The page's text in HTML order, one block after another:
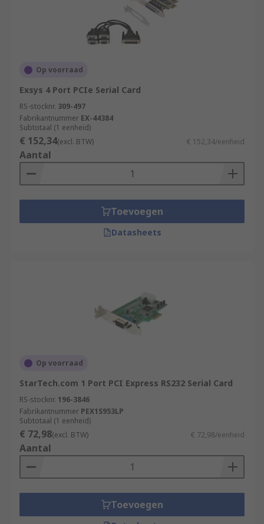
Op voorraad
Exsys 4 Port PCIe Serial Card
RS-stocknr. 309-497
Fabrikantnummer EX-44384
Subtotaal (1 eenheid)
€ 152,34(excl. BTW) € 152,34/eenheid
Aantal
Toevoegen
Datasheets
Op voorraad
StarTech.com 1 Port PCI Express RS232 Serial Card
RS-stocknr. 196-3846
Fabrikantnummer PEX1S953LP
Subtotaal (1 eenheid)
€ 72,98(excl. BTW) € 72,98/eenheid
Aantal
Toevoegen